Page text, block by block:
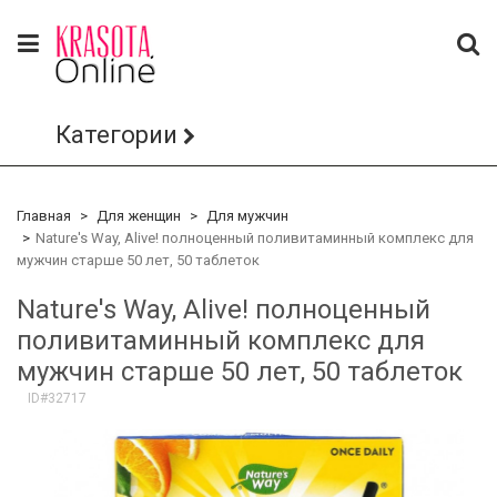
Категории
Главная Для женщин
Для мужчин
Nature's Way, Alive! полноценный поливитаминный комплекс для
мужчин старше 50 лет, 50 таблеток
Nature's Way, Alive! полноценный
поливитаминный комплекс для
мужчин старше 50 лет, 50 таблеток
ID#32717